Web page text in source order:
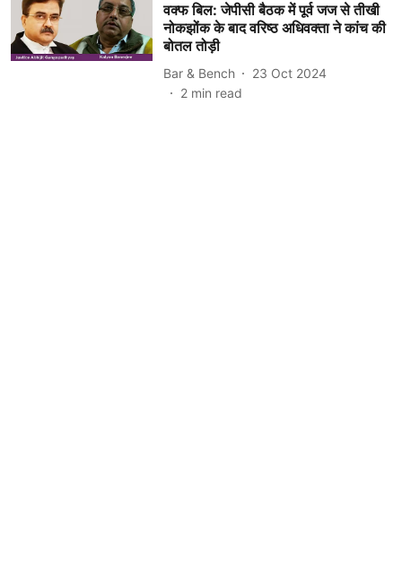
वक्फ बिल: जेपीसी बैठक में पूर्व जज से तीखी
नोकझोंक के बाद वरिष्ठ अधिवक्ता ने कांच की
बोतल तोड़ी
Bar & Bench
23 Oct 2024
2 min read